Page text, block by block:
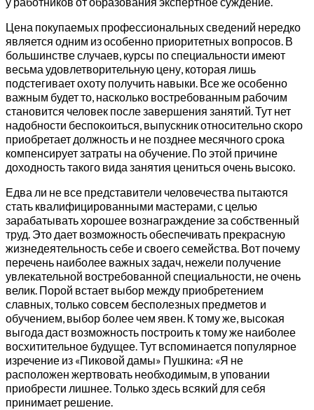
Цена покупаемых профессиональных сведений нередко
является одним из особенно приоритетных вопросов. В
большинстве случаев, курсы по специальности имеют
весьма удовлетворительную цену, которая лишь
подстегивает охоту получить навыки. Все же особенно
важным будет то, насколько востребованным рабочим
становится человек после завершения занятий. Тут нет
надобности беспокоиться, выпускник относительно скоро
приобретает должность и не позднее месячного срока
компенсирует затраты на обучение. По этой причине
доходность такого вида занятия цениться очень высоко.
Едва ли не все представители человечества пытаются
стать квалифицированными мастерами, с целью
зарабатывать хорошее вознаграждение за собственный
труд. Это дает возможность обеспечивать прекрасную
жизнедеятельность себе и своего семейства. Вот почему
перечень наиболее важных задач, нежели получение
увлекательной востребованной специальности, не очень
велик. Порой встает выбор между приобретением
славных, только совсем бесполезных предметов и
обучением, выбор более чем явен. К тому же, высокая
выгода даст возможность построить к тому же наиболее
восхитительное будущее. Тут вспоминается популярное
изречение из «Пиковой дамы» Пушкина: «Я не
расположен жертвовать необходимым, в уповании
приобрести лишнее. Только здесь всякий для себя
принимает решение.